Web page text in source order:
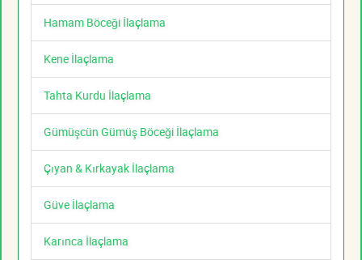
Hamam Böceği İlaçlama
Kene İlaçlama
Tahta Kurdu İlaçlama
Gümüşcün Gümüş Böceği İlaçlama
Çıyan & Kırkayak İlaçlama
Güve İlaçlama
Karınca İlaçlama